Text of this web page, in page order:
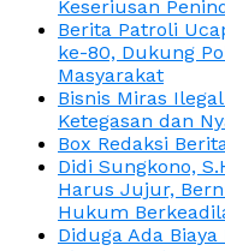
Keseriusan
Berita Patroli
ke-80, Dukung
Masyarakat
Bisnis Miras
Ketegasan dan
Box Redaksi
Didi Sungkono,
Harus Jujur,
Hukum
Diduga Ada